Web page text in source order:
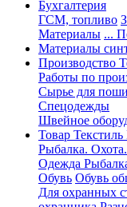
Бухгалтерия
ГСМ, топливо
Материалы ...
Материалы
Производство
Работы по
Сырье для
Спецодежды
Швейное
Товар
Рыбалка.
Одежда
Обувь Обувь
Для охранных